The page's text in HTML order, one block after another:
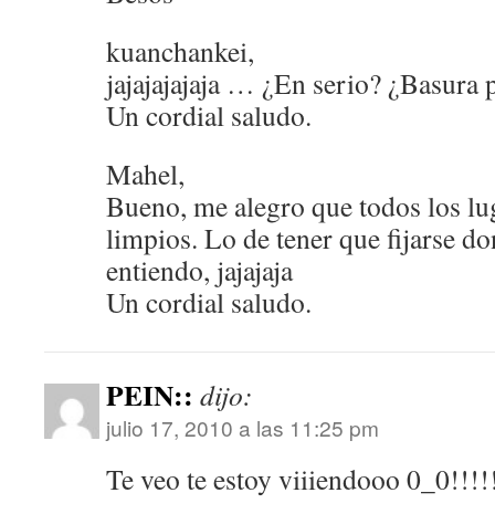
kuanchankei,
jajajajajaja … ¿En serio? ¿Basura
Un cordial saludo.
Mahel,
Bueno, me alegro que todos los
limpios. Lo de tener que fijarse
entiendo, jajajaja
Un cordial saludo.
PEIN:: dijo:
julio 17, 2010 a las 11:25 pm
Te veo te estoy viiiendooo